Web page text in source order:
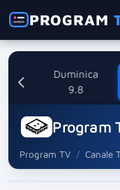
PROGRAM
Duminica
9.8
Program
Program TV Canale